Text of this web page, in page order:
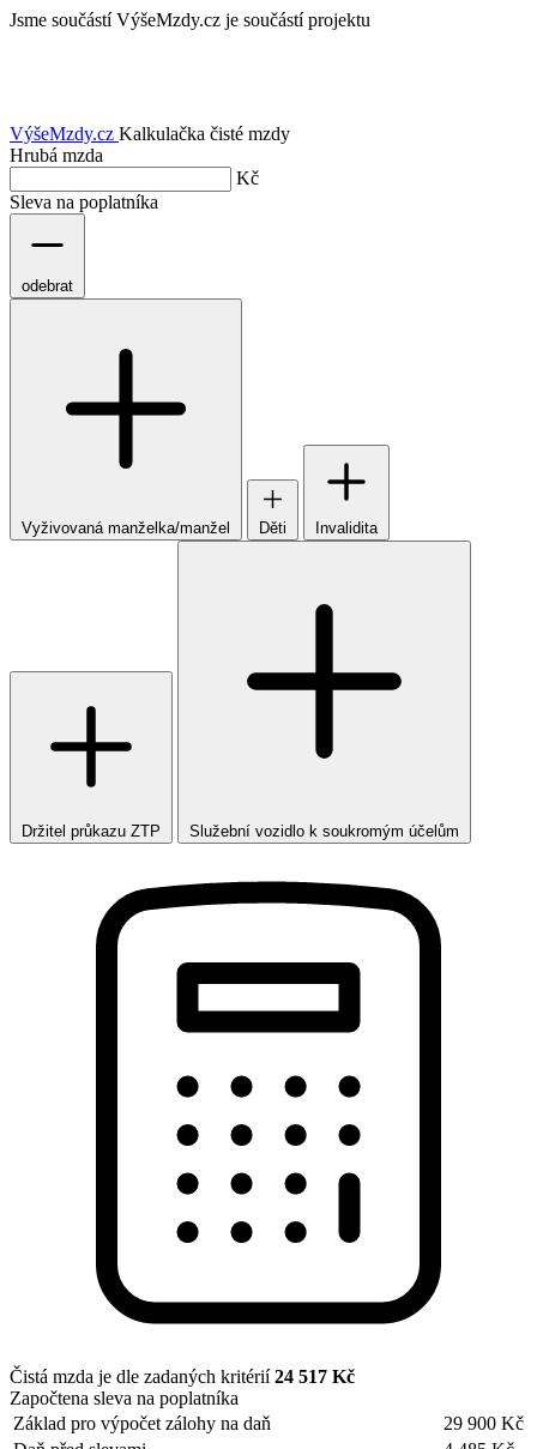
Jsme součástí VýšeMzdy.cz je součástí projektu
VýšeMzdy.cz Kalkulačka čisté mzdy
Hrubá mzda
Kč
Sleva na poplatníka
odebrat
Vyživovaná manželka/manžel Děti Invalidita
Držitel průkazu ZTP Služební vozidlo k soukromým účelům
Čistá mzda je dle zadaných kritérií24 517 Kč
Započtena sleva na poplatníka
Základ pro výpočet zálohy na daň
29 900 Kč